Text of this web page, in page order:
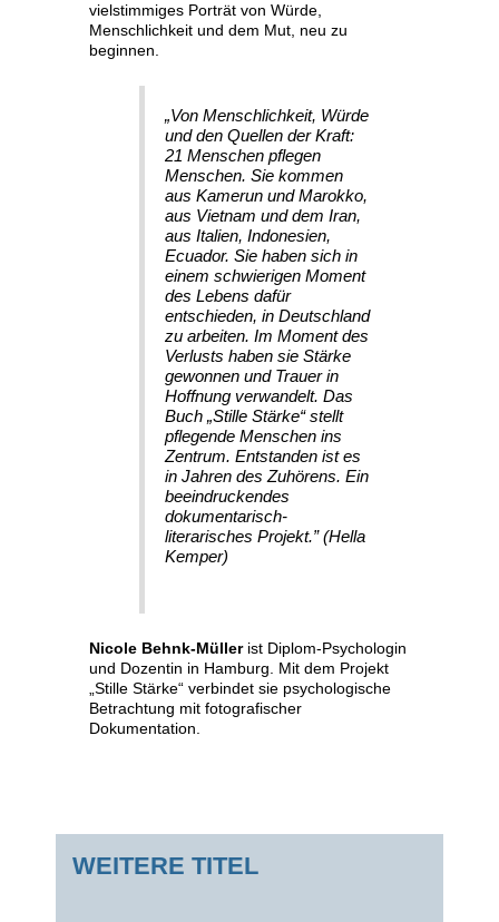
WEITERE TITEL
vielstimmiges Porträt von Würde,
Menschlichkeit und dem Mut, neu zu
beginnen.
„Von Menschlichkeit, Würde
und den Quellen der Kraft:
21 Menschen pflegen
Menschen. Sie kommen
aus Kamerun und Marokko,
aus Vietnam und dem Iran,
aus Italien, Indonesien,
Ecuador. Sie haben sich in
einem schwierigen Moment
des Lebens dafür
entschieden, in Deutschland
zu arbeiten. Im Moment des
Verlusts haben sie Stärke
gewonnen und Trauer in
Hoffnung verwandelt. Das
Buch „Stille Stärke“ stellt
pflegende Menschen ins
Zentrum. Entstanden ist es
in Jahren des Zuhörens. Ein
beeindruckendes
dokumentarisch-
literarisches Projekt.” (Hella
Kemper)
Nicole Behnk-Müllerist Diplom-Psychologin
und Dozentin in Hamburg. Mit dem Projekt
„Stille Stärke“ verbindet sie psychologische
Betrachtung mit fotografischer
Dokumentation.